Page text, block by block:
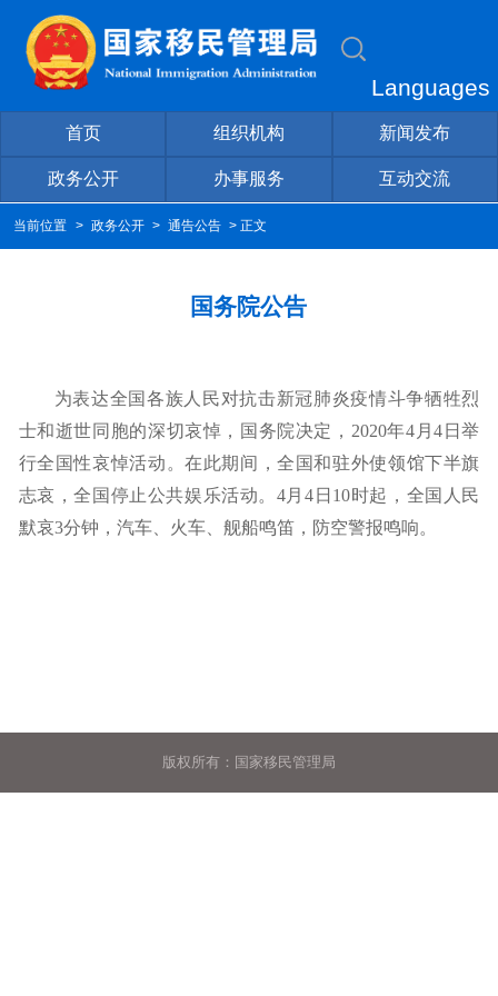
Languages
首页 组织机构 新闻发布
政务公开 办事服务 互动交流
当前位置 > 政务公开 > 通告公告 > 正文
国务院公告
为表达全国各族人民对抗击新冠肺炎疫情斗争牺牲烈
士和逝世同胞的深切哀悼，国务院决定， 2020年4月4日举
行全国性哀悼活动。在此期间，全国和驻外使领馆下半旗
志哀，全国停止公共娱乐活动。4月4日10时起，全国人民
默哀3分钟，汽车、火车、舰船鸣笛，防空警报鸣响。
版权所有：国家移民管理局